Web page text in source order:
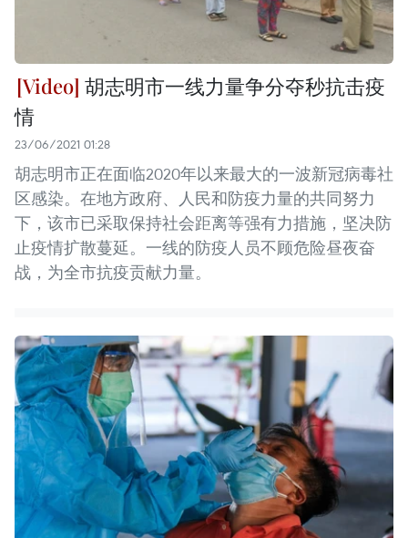
胡志明市一线力量争分夺秒抗击疫
情
23/06/2021 01:28
胡志明市正在面临2020年以来最大的一波新冠病毒社
区感染。在地方政府、人民和防疫力量的共同努力
下，该市已采取保持社会距离等强有力措施，坚决防
止疫情扩散蔓延。一线的防疫人员不顾危险昼夜奋
战，为全市抗疫贡献力量。